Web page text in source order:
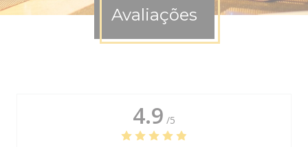
Avaliações
4.9 /5